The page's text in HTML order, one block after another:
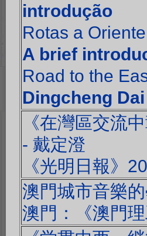
introdução
Rotas a
A brief
Road to the
Dingcheng
《在灣區交流
- 戴定澄
《光明日報》
澳門城市音樂
澳門：《澳門